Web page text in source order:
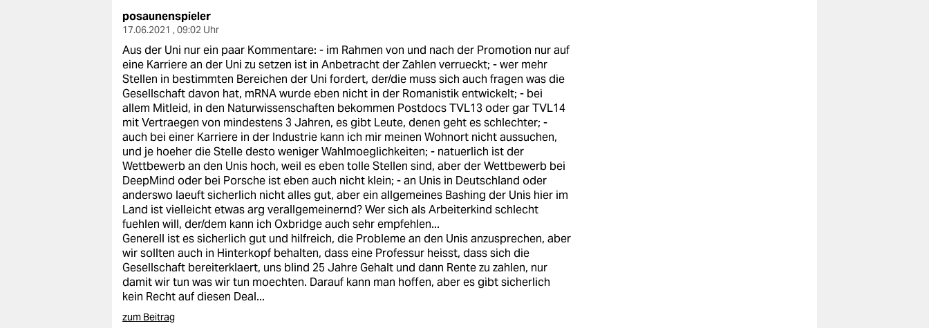
posaunenspieler
17.06.2021 , 09:02 Uhr
Aus der Uni nur ein paar Kommentare: - im Rahmen von und nach der Promotion nur auf
eine Karriere an der Uni zu setzen ist in Anbetracht der Zahlen verrueckt; - wer mehr
Stellen in bestimmten Bereichen der Uni fordert, der/die muss sich auch fragen was die
Gesellschaft davon hat, mRNA wurde eben nicht in der Romanistik entwickelt; - bei
allem Mitleid, in den Naturwissenschaften bekommen Postdocs TVL13 oder gar TVL14
mit Vertraegen von mindestens 3 Jahren, es gibt Leute, denen geht es schlechter; -
auch bei einer Karriere in der Industrie kann ich mir meinen Wohnort nicht aussuchen,
und je hoeher die Stelle desto weniger Wahlmoeglichkeiten; - natuerlich ist der
Wettbewerb an den Unis hoch, weil es eben tolle Stellen sind, aber der Wettbewerb bei
DeepMind oder bei Porsche ist eben auch nicht klein; - an Unis in Deutschland oder
anderswo laeuft sicherlich nicht alles gut, aber ein allgemeines Bashing der Unis hier im
Land ist vielleicht etwas arg verallgemeinernd? Wer sich als Arbeiterkind schlecht
fuehlen will, der/dem kann ich Oxbridge auch sehr empfehlen...
Generell ist es sicherlich gut und hilfreich, die Probleme an den Unis anzusprechen, aber
wir sollten auch in Hinterkopf behalten, dass eine Professur heisst, dass sich die
Gesellschaft bereiterklaert, uns blind 25 Jahre Gehalt und dann Rente zu zahlen, nur
damit wir tun was wir tun moechten. Darauf kann man hoffen, aber es gibt sicherlich
kein Recht auf diesen Deal...
zum Beitrag